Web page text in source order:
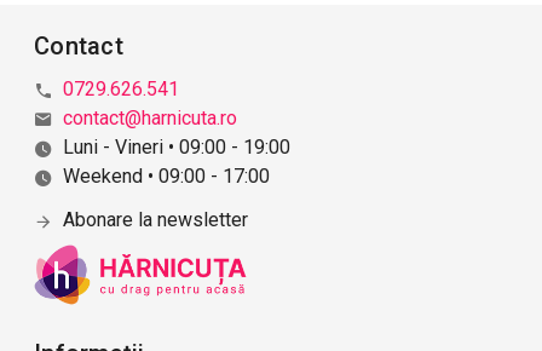
Contact
0729.626.541
contact@harnicuta.ro
Luni - Vineri • 09:00 - 19:00
Weekend • 09:00 - 17:00
Abonare la newsletter